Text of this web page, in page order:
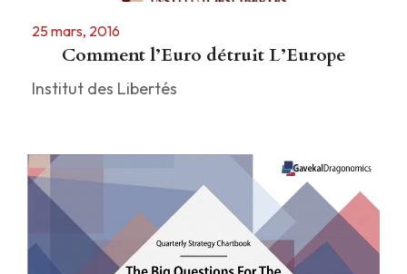
25 mars, 2016
Comment l’Euro détruit L’Europe
Institut des Libertés